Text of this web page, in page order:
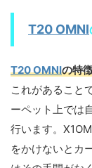
T20 OMNI
T20 OMNIの特
これがあること
ーペット上では
行います。
をかけないとカ